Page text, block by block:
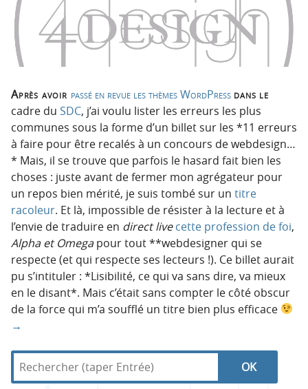
Après avoir passé en revue les thèmes WordPressdans le
cadre du SDC, j’ai voulu lister les erreurs les plus
communes sous la forme d’un billet sur les *11 erreurs
à faire pour être recalés à un concours de webdesign…
* Mais, il se trouve que parfois le hasard fait bien les
choses : juste avant de fermer mon agrégateur pour
un repos bien mérité, je suis tombé sur un titre
racoleur. Et là, impossible de résister à la lecture et à
l’envie de traduire en direct live cette profession de foi,
Alpha et Omegapour tout **webdesigner qui se
respecte (et qui respecte ses lecteurs !). Ce billet aurait
pu s’intituler : *Lisibilité, ce qui va sans dire, va mieux
en le disant*. Mais c’était sans compter le côté obscur
de la force qui m’a soufflé un titre bien plus efficace
→
N
R
R
d